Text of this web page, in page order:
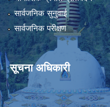
सार्वजनिक सुनुवाई
सार्वजनिक परीक्षण
सूचना अधिकारी